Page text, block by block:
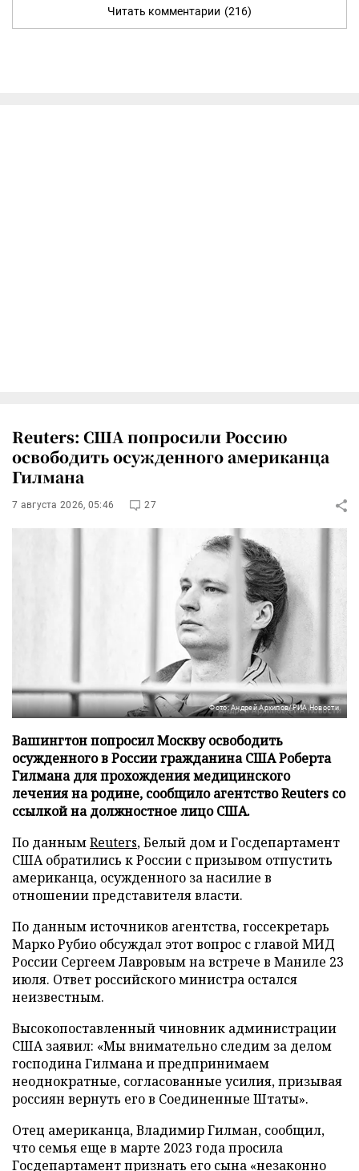
Читать комментарии (216)
Reuters: США попросили Россию
освободить осужденного американца
Гилмана
7 августа 2026, 05:46 27
Фото: Андрей Архипов/РИА Новости
Вашингтон попросил Москву освободить
осужденного в России гражданина США Роберта
Гилмана для прохождения медицинского
лечения на родине, сообщило агентство Reuters со
ссылкой на должностное лицо США.
По даннымReuters, Белый дом и Госдепартамент
США обратились к России с призывом отпустить
американца, осужденного за насилие в
отношении представителя власти.
По данным источников агентства, госсекретарь
Марко Рубио обсуждал этот вопрос с главой МИД
России Сергеем Лавровым на встрече в Маниле 23
июля. Ответ российского министра остался
неизвестным.
Высокопоставленный чиновник администрации
США заявил: «Мы внимательно следим за делом
господина Гилмана и предпринимаем
неоднократные, согласованные усилия, призывая
россиян вернуть его в Соединенные Штаты».
Отец американца, Владимир Гилман, сообщил,
что семья еще в марте 2023 года просила
Госдепартамент признать его сына «незаконно